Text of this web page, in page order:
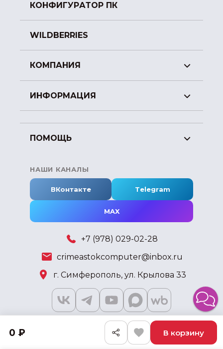
0 ₽ В корзину
КОНФИГУРАТОР ПК
WILDBERRIES
КОМПАНИЯ
ИНФОРМАЦИЯ
ПОМОЩЬ
НАШИ КАНАЛЫ
ВКонтакте Telegram
MAX
+7 (978) 029-02-28
crimeastokcomputer@inbox.ru
г. Симферополь, ул. Крылова 33
2018 - 2026 © KSKSHOP.RUБыстро с 1С-Битрикс